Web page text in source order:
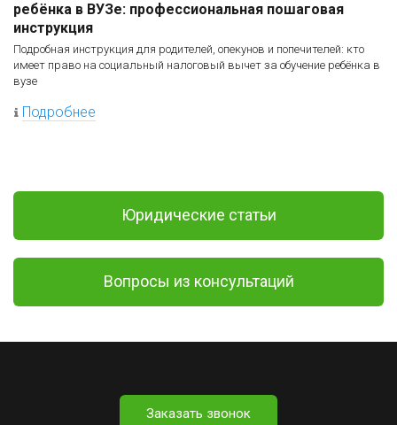
ребёнка в ВУЗе: профессиональная пошаговая
инструкция
Подробная инструкция для родителей, опекунов и попечителей: кто
имеет право на социальный налоговый вычет за обучение ребёнка в
вузе
Подробнее
Юридические статьи
Вопросы из консультаций
Заказать звонок